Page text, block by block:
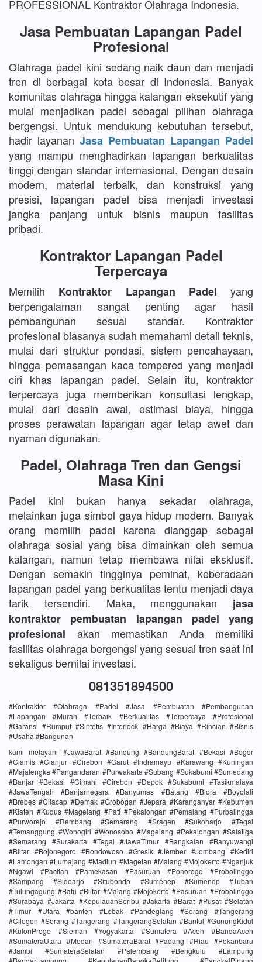
PROFESSIONAL Kontraktor Olahraga Indonesia.
Jasa Pembuatan Lapangan Padel
Profesional
Olahraga padel kini sedang naik daun dan menjadi
tren di berbagai kota besar di Indonesia. Banyak
komunitas olahraga hingga kalangan eksekutif yang
mulai menjadikan padel sebagai pilihan olahraga
bergengsi. Untuk mendukung kebutuhan tersebut,
hadir layanan Jasa Pembuatan Lapangan Padel
yang mampu menghadirkan lapangan berkualitas
tinggi dengan standar internasional. Dengan desain
modern, material terbaik, dan konstruksi yang
presisi, lapangan padel bisa menjadi investasi
jangka panjang untuk bisnis maupun fasilitas
pribadi.
Kontraktor Lapangan Padel
Terpercaya
Memilih Kontraktor Lapangan Padel yang
berpengalaman sangat penting agar hasil
pembangunan sesuai standar. Kontraktor
profesional biasanya sudah memahami detail teknis,
mulai dari struktur pondasi, sistem pencahayaan,
hingga pemasangan kaca tempered yang menjadi
ciri khas lapangan padel. Selain itu, kontraktor
terpercaya juga memberikan konsultasi lengkap,
mulai dari desain awal, estimasi biaya, hingga
proses perawatan lapangan agar tetap awet dan
nyaman digunakan.
Padel, Olahraga Tren dan Gengsi
Masa Kini
Padel kini bukan hanya sekadar olahraga,
melainkan juga simbol gaya hidup modern. Banyak
orang memilih padel karena dianggap sebagai
olahraga sosial yang bisa dimainkan oleh semua
kalangan, namun tetap membawa nilai eksklusif.
Dengan semakin tingginya peminat, keberadaan
lapangan padel yang berkualitas tentu menjadi daya
tarik tersendiri. Maka, menggunakan jasa
kontraktor pembuatan lapangan padel yang
profesional akan memastikan Anda memiliki
fasilitas olahraga bergengsi yang sesuai tren saat ini
sekaligus bernilai investasi.
081351894500
#Kontraktor #Olahraga #Padel #Jasa #Pembuatan #Pembangunan
#Lapangan #Murah #Terbaik #Berkualitas #Terpercaya #Profesional
#Garansi #Rumput #Sintetis #Interlock #Harga #Biaya #Rincian #Bisnis
#Usaha #Bangunan
kami melayani #JawaBarat #Bandung #BandungBarat #Bekasi #Bogor
#Ciamis #Cianjur #Cirebon #Garut #Indramayu #Karawang #Kuningan
#Majalengka #Pangandaran #Purwakarta #Subang #Sukabumi #Sumedang
#Banjar #Bekasi #Cimahi #Cirebon #Depok #Sukabumi #Tasikmalaya
#JawaTengah #Banjarnegara #Banyumas #Batang #Blora #Boyolali
#Brebes #Cilacap #Demak #Grobogan #Jepara #Karanganyar #Kebumen
#Klaten #Kudus #Magelang #Pati #Pekalongan #Pemalang #Purbalingga
#Purworejo #Rembang #Semarang #Sragen #Sukoharjo #Tegal
#Temanggung #Wonogiri #Wonosobo #Magelang #Pekalongan #Salatiga
#Semarang #Surakarta #Tegal #JawaTimur #Bangkalan #Banyuwangi
#Blitar #Bojonegoro #Bondowoso #Gresik #Jember #Jombang #Kediri
#Lamongan #Lumajang #Madiun #Magetan #Malang #Mojokerto #Nganjuk
#Ngawi #Pacitan #Pamekasan #Pasuruan #Ponorogo #Probolinggo
#Sampang #Sidoarjo #Situbondo #Sumenep #Sumenep #Tuban
#Tulungagung #Batu #Blitar #Malang #Mojokerto #Pasuruan #Probolinggo
#Surabaya #Jakarta #KepulauanSeribu #Jakarta #Barat #Pusat #Selatan
#Timur #Utara #banten #Lebak #Pandeglang #Serang #Tangerang
#Cilegon #Serang #Tangerang #TangerangSelatan #Bantul #GunungKidul
#KulonProgo #Sleman #Yogyakarta #Sumatera #Aceh #BandaAceh
#SumateraUtara #Medan #SumateraBarat #Padang #Riau #Pekanbaru
#Jambi #SumateraSelatan #Palembang #Bengkulu #Lampung